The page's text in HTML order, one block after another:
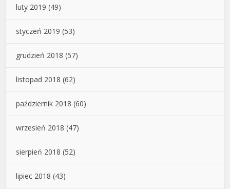
luty 2019 (49)
styczeń 2019 (53)
grudzień 2018 (57)
listopad 2018 (62)
październik 2018 (60)
wrzesień 2018 (47)
sierpień 2018 (52)
lipiec 2018 (43)